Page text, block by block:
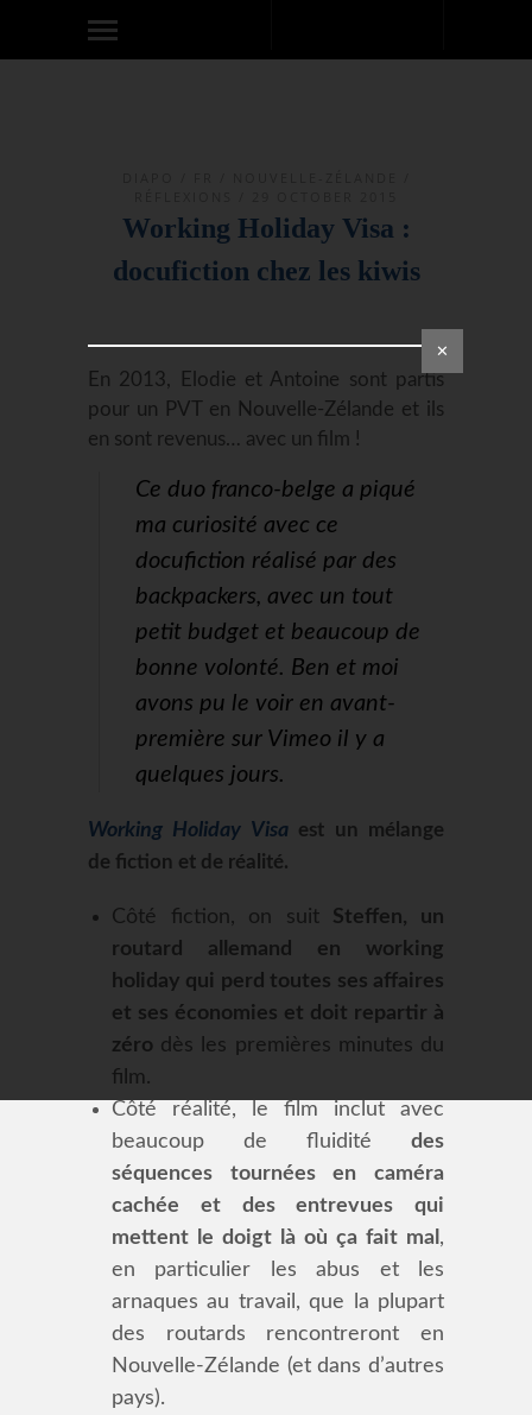
Working Holiday Visa :
docufiction chez les kiwis
En 2013, Elodie et Antoine sont partis
pour un PVT en Nouvelle-Zélande et ils
en sont revenus… avec un film !
Ce duo franco-belge a piqué
ma curiosité avec ce
docufiction réalisé par des
backpackers, avec un tout
petit budget et beaucoup de
bonne volonté. Ben et moi
avons pu le voir en avant-
première sur Vimeo il y a
quelques jours.
Working Holiday Visaest un mélange
de fiction et de réalité.
Côté fiction, on suit Steffen, un
routard allemand en working
holiday qui perd toutes ses affaires
et ses économies et doit repartir à
zéro dès les premières minutes du
film.
Côté réalité, le film inclut avec
beaucoup de fluidité des
séquences tournées en caméra
cachée et des entrevues qui
mettent le doigt là où ça fait mal ,
en particulier les abus et les
arnaques au travail, que la plupart
des routards rencontreront en
Nouvelle-Zélande (et dans d’autres
pays).
✕